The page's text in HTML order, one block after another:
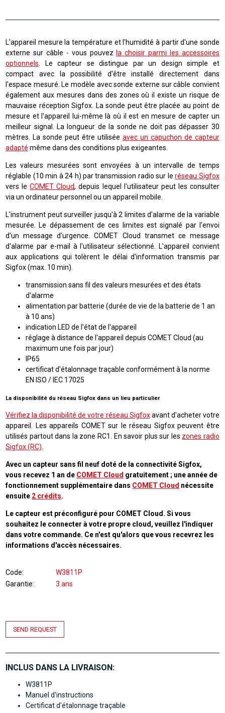
L'appareil mesure la température et l'humidité à partir d'une sonde
externe sur câble - vous pouvez la choisir parmi les accessoires
optionnels . Le capteur se distingue par un design simple et
compact avec la possibilité d'être installé directement dans
l'espace mesuré. Le modèle avec sonde externe sur câble convient
également aux mesures dans des zones où il existe un risque de
mauvaise réception Sigfox. La sonde peut être placée au point de
mesure et l'appareil lui-même là où il est en mesure de capter un
meilleur signal. La longueur de la sonde ne doit pas dépasser 30
mètres. La sonde peut être utilisée avec un capuchon de capteur
adapté même dans des conditions plus exigeantes.
Les valeurs mesurées sont envoyées à un intervalle de temps
réglable (10 min à 24 h) par transmission radio sur leréseau Sigfox
vers leCOMET Cloud, depuis lequel l'utilisateur peut les consulter
via un ordinateur personnel ou un appareil mobile.
L'instrument peut surveiller jusqu'à 2 limites d'alarme de la variable
mesurée. Le dépassement de ces limites est signalé par l'envoi
d'un message d'urgence. COMET Cloud transmet ce message
d'alarme par e-mail à l'utilisateur sélectionné. L'appareil convient
aux applications qui tolèrent le délai d'information transmis par
Sigfox (max. 10 min).
transmission sans fil des valeurs mesurées et des états
d'alarme
alimentation par batterie (durée de vie de la batterie de 1 an
à 10 ans)
indication LED de l'état de l'appareil
réglage à distance de l'appareil depuis COMET Cloud (au
maximum une fois par jour)
IP65
certificat d'étalonnage traçable conformément à la norme
EN ISO / IEC 17025
La disponibilité du réseau Sigfox dans un lieu particulier
Vérifiez la disponibilité de votre réseau Sigfoxavant d'acheter votre
appareil. Les appareils COMET sur le réseau Sigfox peuvent être
utilisés partout dans la zone RC1. En savoir plus sur les zones radio
Sigfox (RC)
Avec un capteur sans fil neuf doté de la connectivité Sigfox,
vous recevez 1 an de COMET Cloud gratuitement ; une année de
fonctionnement supplémentaire dans COMET Cloud nécessite
ensuite 2 crédits.
Le capteur est préconfiguré pour COMET Cloud. Si vous
souhaitez le connecter à votre propre cloud, veuillez l'indiquer
dans votre commande. Ce n'est qu'alors que vous recevrez les
informations d'accès nécessaires.
Code
W3811P
Garantie
3 ans
SEND REQUEST
INCLUS DANS LA LIVRAISON:
W3811P
Manuel d'instructions
Certificat d'étalonnage traçable